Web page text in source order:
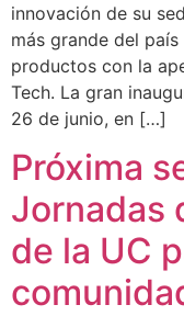
innovación de su
más grande del
productos con la
Tech. La gran
26 de junio, en […]
Próxima
Jornadas
de la UC